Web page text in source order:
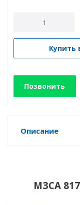
Купить
Позвонить
Описание
МЗСА